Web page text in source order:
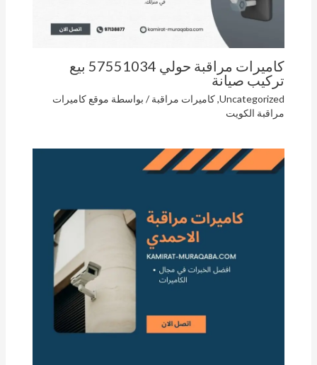
كاميرات مراقبة حولي 57551034 بيع
تركيب صيانة
Uncategorized
,كاميرات مراقبة / بواسطة موقع كاميرات
مراقبة الكويت